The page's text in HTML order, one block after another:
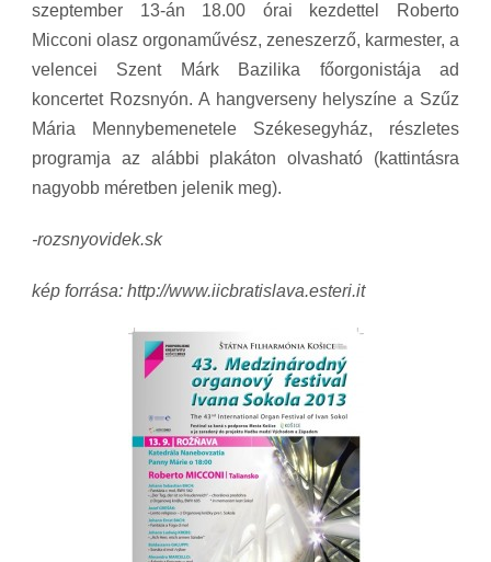
szeptember 13-án 18.00 órai kezdettel Roberto
Micconi olasz orgonaművész, zeneszerző, karmester, a
velencei Szent Márk Bazilika főorgonistája ad
koncertet Rozsnyón. A hangverseny helyszíne a Szűz
Mária Mennybemenetele Székesegyház, részletes
programja az alábbi plakáton olvasható (kattintásra
nagyobb méretben jelenik meg).
-rozsnyovidek.sk
kép forrása: http://www.iicbratislava.esteri.it